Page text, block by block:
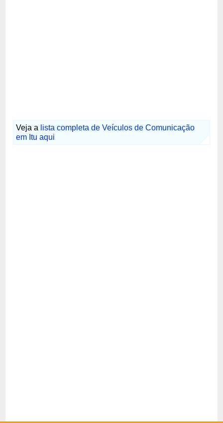
Veja a lista completa de Veículos de Comunicação
em Itu aqui